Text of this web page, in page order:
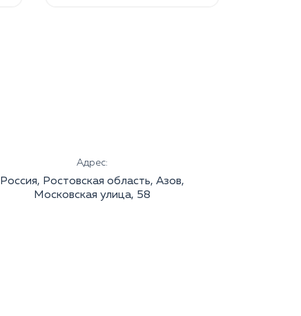
Адрес:
Россия, Ростовская область, Азов,
Московская улица, 58